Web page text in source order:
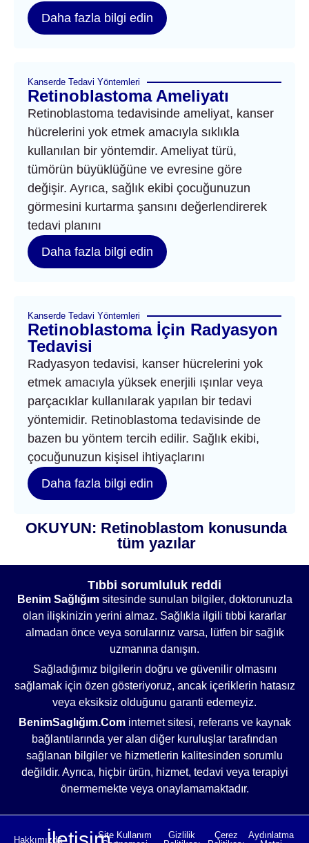
Daha fazla bilgi edin
Kanserde Tedavi Yöntemleri
Retinoblastoma Ameliyatı
Retinoblastoma tedavisinde ameliyat, kanser
hücrelerini yok etmek amacıyla sıklıkla
kullanılan bir yöntemdir. Ameliyat türü,
tümörün büyüklüğüne ve evresine göre
değişir. Ayrıca, sağlık ekibi çocuğunuzun
görmesini kurtarma şansını değerlendirerek
tedavi planını
Daha fazla bilgi edin
Kanserde Tedavi Yöntemleri
Retinoblastoma İçin Radyasyon
Tedavisi
Radyasyon tedavisi, kanser hücrelerini yok
etmek amacıyla yüksek enerjili ışınlar veya
parçacıklar kullanılarak yapılan bir tedavi
yöntemidir. Retinoblastoma tedavisinde de
bazen bu yöntem tercih edilir. Sağlık ekibi,
çocuğunuzun kişisel ihtiyaçlarını
Daha fazla bilgi edin
OKUYUN: Retinoblastom konusunda
tüm yazılar
Tıbbi sorumluluk reddi
Benim Sağlığımsitesinde sunulan bilgiler, doktorunuzla
olan ilişkinizin yerini almaz. Sağlıkla ilgili tıbbi kararlar
almadan önce veya sorularınız varsa, lütfen bir sağlık
uzmanına danışın.
Sağladığımız bilgilerin doğru ve güvenilir olmasını
sağlamak için özen gösteriyoruz, ancak içeriklerin hatasız
veya eksiksiz olduğunu garanti edemeyiz.
BenimSaglığım.Cominternet sitesi, referans ve kaynak
bağlantılarında yer alan diğer kuruluşlar tarafından
sağlanan bilgiler ve hizmetlerin kalitesinden sorumlu
değildir. Ayrıca, hiçbir ürün, hizmet, tedavi veya terapiyi
önermemekte veya onaylamamaktadır.
Hakkımızda
Site Kullanım
Gizlilik
Çerez
Aydınlatma